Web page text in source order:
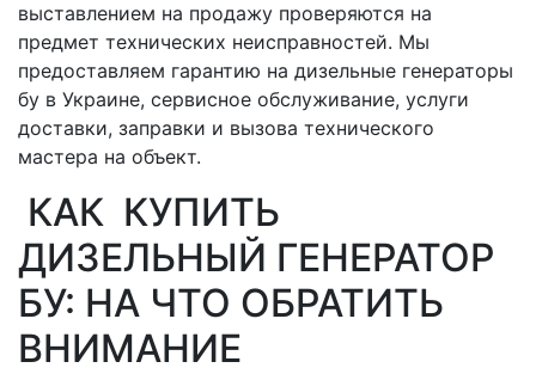
выставлением на продажу проверяются на
предмет технических неисправностей. Мы
предоставляем гарантию на дизельные генераторы
бу в Украине, сервисное обслуживание, услуги
доставки, заправки и вызова технического
мастера на объект.
КАК КУПИТЬ
ДИЗЕЛЬНЫЙ ГЕНЕРАТОР
БУ: НА ЧТО ОБРАТИТЬ
ВНИМАНИЕ